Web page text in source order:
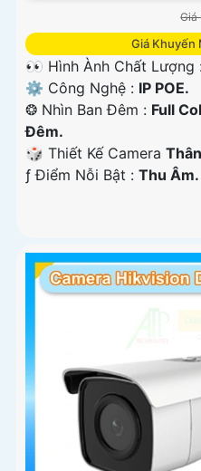
Giá
Giá Khuyến
👀 Hình Ành Chất Lượng
⚙ Công Nghệ : IP POE.
❂ Nhìn Ban Đêm : Full
Ðêm.
🎲 Thiết Kế Camera
️ƒ Điểm Nỗi Bật : Thu Âm.